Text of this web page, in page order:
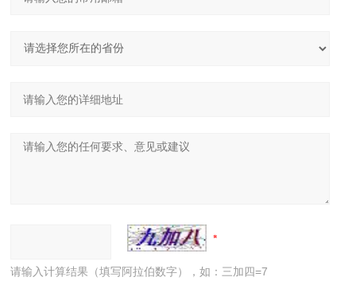
请输入计算结果（填写阿拉伯数字），如：三加四=7